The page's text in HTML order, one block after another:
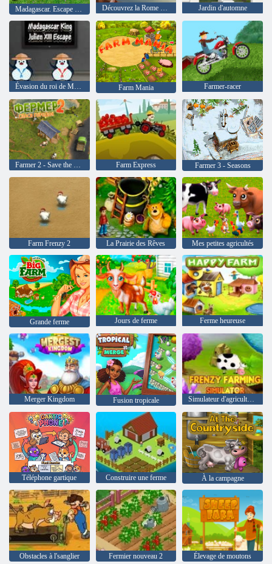
Madagascar. Escape from Africa 2 Découvrez la Rome antique Jardin d'automne
Évasion du roi de Madagascar Julien XIII Farm Mania Farmer-racer
Farmer 2 - Save the Village Farm Express Farmer 3 - Seasons
Farm Frenzy 2 La Prairie des Rêves Mes petites agricultés
Grande ferme Jours de ferme Ferme heureuse
Merger Kingdom Fusion tropicale Simulateur d'agriculture frénétique
Téléphone gartique Construire une ferme À la campagne
Obstacles à l'sanglier Fermier nouveau 2 Élevage de moutons